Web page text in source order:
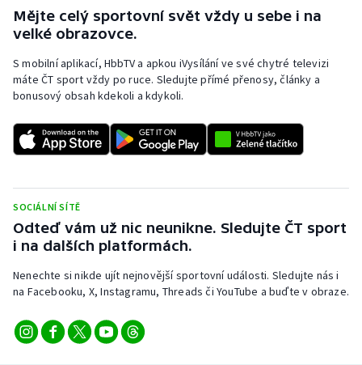
Rychlobruslení
Rychlostní kanoistika
Sportovní střelba
Stolní tenis
Triatlon
Veslování
Volejbal
Mějte celý sportovní svět vždy u sebe i na
velké obrazovce.
S mobilní aplikací, HbbTV a apkou iVysílání ve své chytré televizi
máte ČT sport vždy po ruce. Sledujte přímé přenosy, články a
bonusový obsah kdekoli a kdykoli.
SOCIÁLNÍ SÍTĚ
Odteď vám už nic neunikne. Sledujte ČT sport
i na dalších platformách.
Nenechte si nikde ujít nejnovější sportovní události. Sledujte nás i
na Facebooku, X, Instagramu, Threads či YouTube a buďte v obraze.